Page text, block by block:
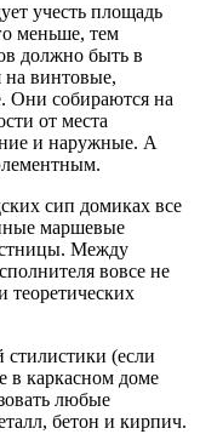
учесть площадь
меньше, тем
должно быть в
на винтовые,
Они собираются на
от места
и наружные. А
сип домиках все
маршевые
Между
вовсе не
теоретических
стилистики (если
в каркасном доме
любые
бетон и кирпич.